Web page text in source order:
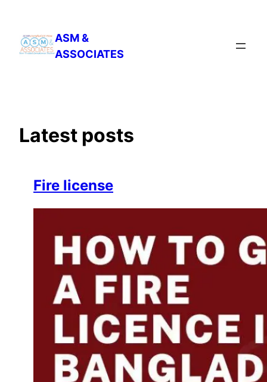
content
ASM &
ASSOCIATES
Latest posts
Fire license